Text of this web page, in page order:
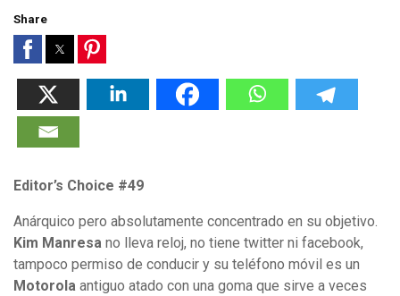
Share
Editor’s Choice #49
Anárquico pero absolutamente concentrado en su objetivo.
Kim Manresa no lleva reloj, no tiene twitter ni facebook,
tampoco permiso de conducir y su teléfono móvil es un
Motorola antiguo atado con una goma que sirve a veces